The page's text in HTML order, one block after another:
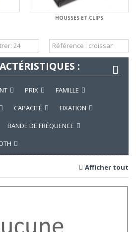
HOUSSES ET CLIPS
:
PRIX
FAMILLE
CAPACITÉ
FIXATION
BANDE DE FRÉQUENCE
Afficher tout